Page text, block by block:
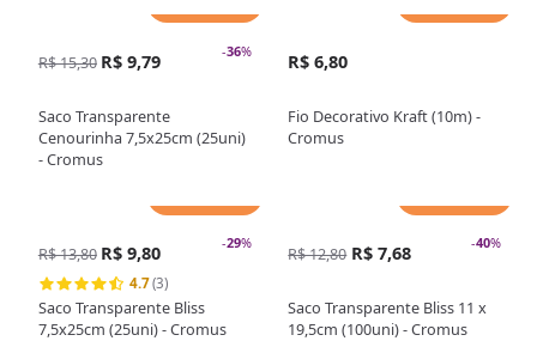
-36%
R$ 15,30 R$ 9,79
Saco Transparente
Cenourinha 7,5x25cm (25uni)
- Cromus
R$ 6,80
Fio Decorativo Kraft (10m) -
Cromus
-29%
R$ 13,80 R$ 9,80
4.7(3)
Saco Transparente Bliss
7,5x25cm (25uni) - Cromus
-40%
R$ 12,80 R$ 7,68
Saco Transparente Bliss 11 x
19,5cm (100uni) - Cromus